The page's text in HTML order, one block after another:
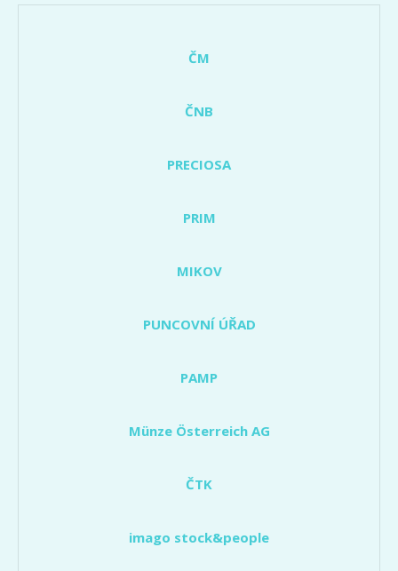
ČM
ČNB
PRECIOSA
PRIM
MIKOV
PUNCOVNÍ ÚŘAD
PAMP
Münze Österreich AG
ČTK
imago stock&people